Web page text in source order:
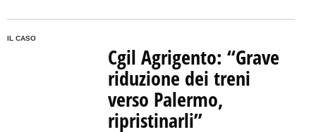
IL CASO
Cgil Agrigento: “Grave
riduzione dei treni
verso Palermo,
ripristinarli”